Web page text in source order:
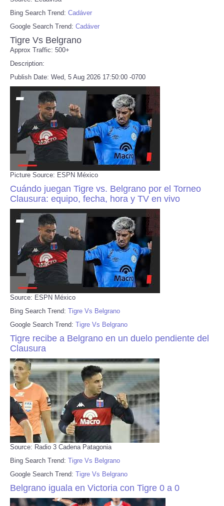
Bing Search Trend: Cadáver
Google Search Trend: Cadáver
Tigre Vs Belgrano
Approx Traffic: 500+
Description:
Publish Date: Wed, 5 Aug 2026 17:50:00 -0700
Picture Source: ESPN México
Cuándo juegan Tigre vs. Belgrano por el Torneo
Clausura: equipo, fecha, hora y TV en vivo
Source: ESPN México
Bing Search Trend: Tigre Vs Belgrano
Google Search Trend: Tigre Vs Belgrano
Tigre recibe a Belgrano en un duelo pendiente del
Clausura
Source: Radio 3 Cadena Patagonia
Bing Search Trend: Tigre Vs Belgrano
Google Search Trend: Tigre Vs Belgrano
Belgrano iguala en Victoria con Tigre 0 a 0